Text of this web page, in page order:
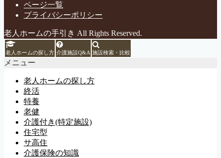
ページ一覧
プライバシーポリシー
老人ホームの手引き All Rights Reserved.
老人ホームの探し方 介護施設Q&A 施設検索・比較
メニュー
老人ホームの探し方
終活
特養
老健
介護付き(特定施設)
住宅型
サ高住
介護保険の知識